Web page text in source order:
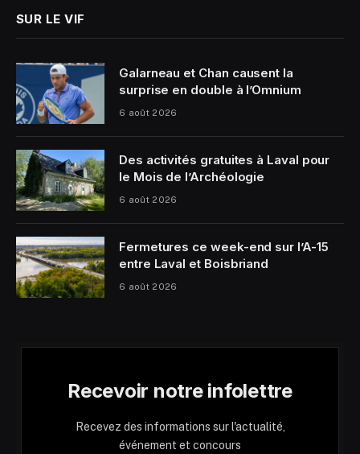
SUR LE VIF
Galarneau et Chan causent la
surprise en double à l’Omnium
6 août 2026
Des activités gratuites à Laval pour
le Mois de l’Archéologie
6 août 2026
Fermetures ce week-end sur l’A-15
entre Laval et Boisbriand
6 août 2026
Recevoir notre infolettre
Recevez des informations sur l'actualité,
événement et concours